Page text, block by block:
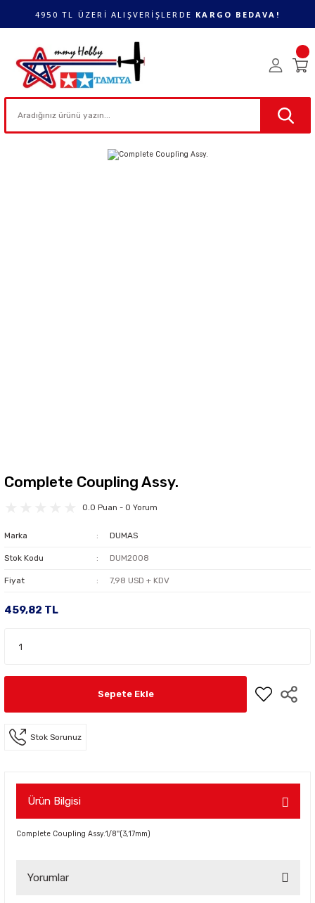
4950 TL ÜZERİ ALIŞVERİŞLERDE KARGO BEDAVA!
Complete Coupling Assy.
0.0 Puan - 0 Yorum
Marka DUMAS
Stok Kodu DUM2008
Fiyat 7,98 USD + KDV
459,82 TL
Sepete Ekle
Stok Sorunuz
Ürün Bilgisi
Complete Coupling Assy.1/8''(3,17mm)
Yorumlar